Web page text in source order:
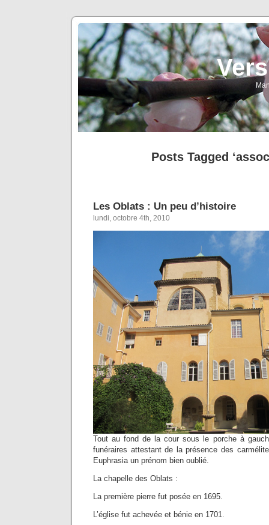
Posts Tagged
Les Oblats : Un peu d’histoire
lundi, octobre 4th, 2010
Tout au fond de la cour sous le porche à
funéraires attestant de la présence des
Euphrasia un prénom bien oublié.
La chapelle des Oblats :
La première pierre fut posée en 1695.
L’église fut achevée et bénie en 1701.